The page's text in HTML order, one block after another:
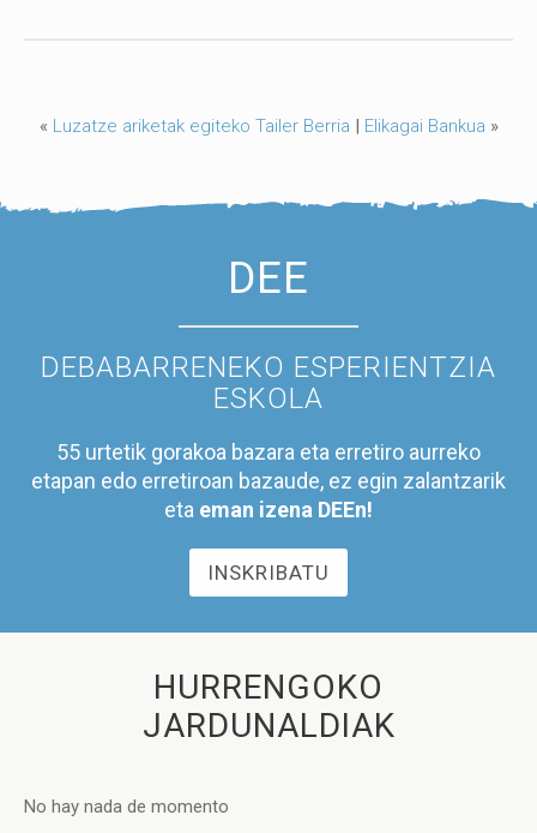
« Luzatze ariketak egiteko Tailer Berria | Elikagai Bankua »
DEE
DEBABARRENEKO ESPERIENTZIA
ESKOLA
55 urtetik gorakoa bazara eta erretiro aurreko
etapan edo erretiroan bazaude, ez egin zalantzarik
eta eman izena DEEn!
INSKRIBATU
HURRENGOKO
JARDUNALDIAK
No hay nada de momento